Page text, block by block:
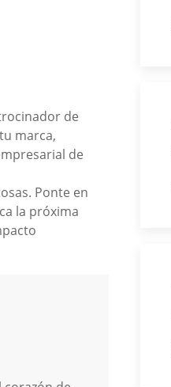
de
marca,
de
Ponte en
la próxima